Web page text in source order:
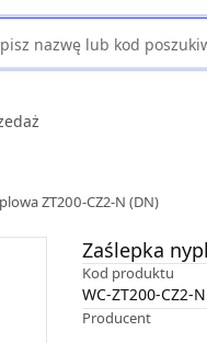
ZT200-CZ2-N (DN)
Zaślepka
Kod produktu
WC-ZT200-CZ2-N
Producent